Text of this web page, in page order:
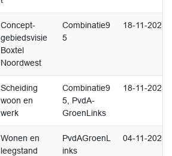
Concept-
gebiedsvisie
Boxtel
Noordwest
Combinatie9
5
18-11-2025
Scheiding
woon en
werk
Combinatie9
5, PvdA-
GroenLinks
18-11-2025
Wonen en
leegstand
PvdAGroenL
inks
04-11-2025